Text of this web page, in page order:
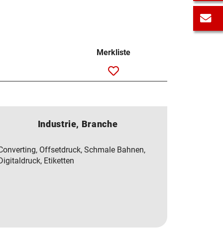
Merkliste
Industrie, Branche
Offsetdruck, Schmale Bahnen,
Etiketten